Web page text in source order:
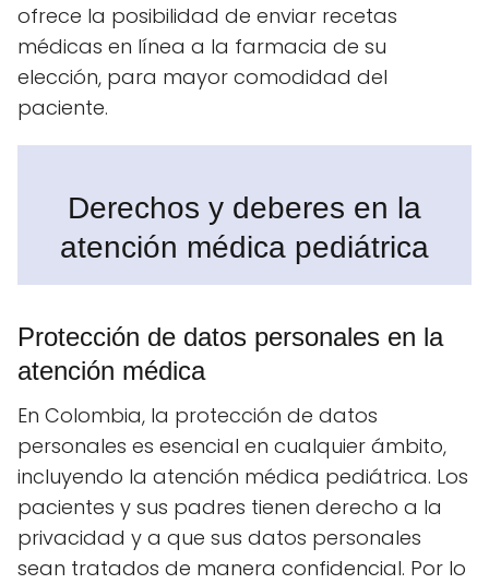
ofrece la posibilidad de enviar recetas
médicas en línea a la farmacia de su
elección, para mayor comodidad del
paciente.
Derechos y deberes en la
atención médica pediátrica
Protección de datos personales en la
atención médica
En Colombia, la protección de datos
personales es esencial en cualquier ámbito,
incluyendo la atención médica pediátrica. Los
pacientes y sus padres tienen derecho a la
privacidad y a que sus datos personales
sean tratados de manera confidencial. Por lo